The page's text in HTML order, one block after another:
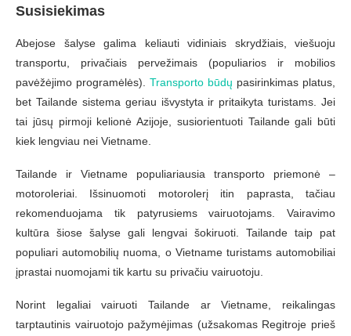
Susisiekimas
Abejose šalyse galima keliauti vidiniais skrydžiais, viešuoju
transportu, privačiais pervežimais (populiarios ir mobilios
pavėžėjimo programėlės). Transporto būdų pasirinkimas platus,
bet Tailande sistema geriau išvystyta ir pritaikyta turistams. Jei
tai jūsų pirmoji kelionė Azijoje, susiorientuoti Tailande gali būti
kiek lengviau nei Vietname.
Tailande ir Vietname populiariausia transporto priemonė –
motoroleriai. Išsinuomoti motorolerį itin paprasta, tačiau
rekomenduojama tik patyrusiems vairuotojams. Vairavimo
kultūra šiose šalyse gali lengvai šokiruoti. Tailande taip pat
populiari automobilių nuoma, o Vietname turistams automobiliai
įprastai nuomojami tik kartu su privačiu vairuotoju.
Norint legaliai vairuoti Tailande ar Vietname, reikalingas
tarptautinis vairuotojo pažymėjimas (užsakomas Regitroje prieš